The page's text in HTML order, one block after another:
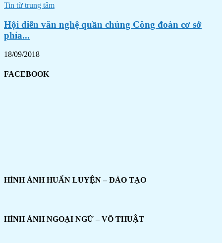
Tin từ trung tâm
Hội diễn văn nghệ quần chúng Công đoàn cơ sở
phía...
18/09/2018
FACEBOOK
HÌNH ẢNH HUẤN LUYỆN – ĐÀO TẠO
HÌNH ẢNH NGOẠI NGỮ – VÕ THUẬT